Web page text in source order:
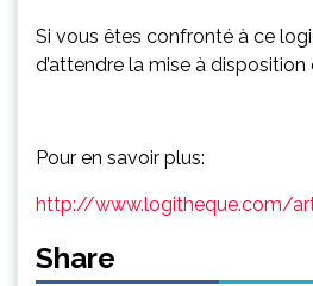
Si vous êtes confronté à ce
d’attendre la mise à disposition
Pour en savoir plus:
http://www.logitheque.com/
Share